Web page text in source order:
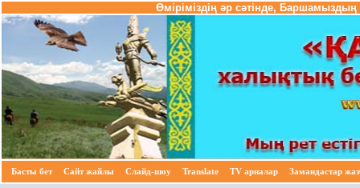
Өміріміздің әр сәтінде,
Басты бет Cайт жайлы Слайд-шоу Translate TV арналар Замандастар